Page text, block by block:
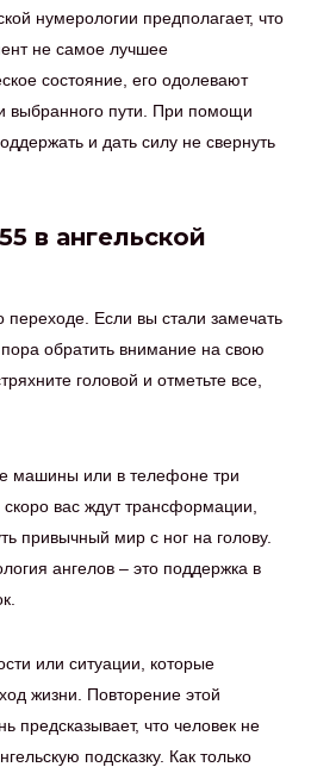
нумерологии предполагает, что
не самое лучшее
состояние, его одолевают
выбранного пути. При помощи
и дать силу не свернуть
в ангельской
переходе. Если вы стали замечать
обратить внимание на свою
головой и отметьте все,
машины или в телефоне три
вас ждут трансформации,
привычный мир с ног на голову.
ангелов – это поддержка в
или ситуации, которые
жизни. Повторение этой
предсказывает, что человек не
подсказку. Как только